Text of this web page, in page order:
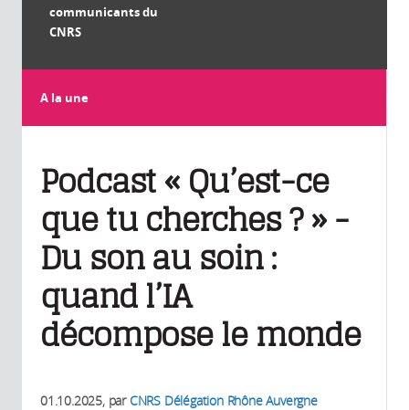
communicants du
CNRS
A la une
Podcast « Qu’est-ce
que tu cherches ? » -
Du son au soin :
quand l’IA
décompose le monde
01.10.2025, parCNRS Délégation Rhône Auvergne